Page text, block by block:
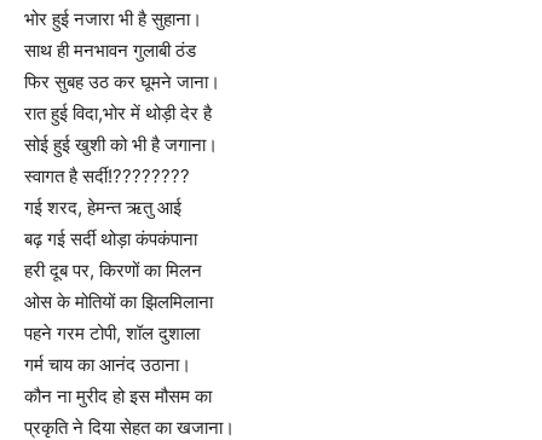
भोर हुई नजारा भी है सुहाना।
साथ ही मनभावन गुलाबी ठंड
फिर सुबह उठ कर घूमने जाना।
रात हुई विदा,भोर में थोड़ी देर है
सोई हुई खुशी को भी है जगाना।
स्वागत है सर्दी!????????
गई शरद, हेमन्त ऋतु आई
बढ़ गई सर्दी थोड़ा कंपकंपाना
हरी दूब पर, किरणों का मिलन
ओस के मोतियों का झिलमिलाना
पहने गरम टोपी, शॉल दुशाला
गर्म चाय का आनंद उठाना।
कौन ना मुरीद हो इस मौसम का
प्रकृति ने दिया सेहत का खजाना।